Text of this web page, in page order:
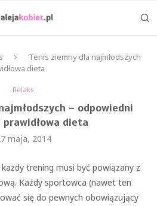
Tenis ziemny dla najmłodszych
dieta
Relaks
– odpowiedni
dieta
maja, 2014
trening musi być powiązany z
Każdy sportowca (nawet ten
się do pewnych obowiązujący